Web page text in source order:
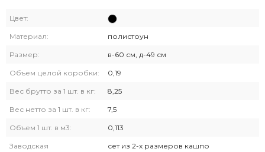
Цвет:
Материал: полистоун
Размер: в-60 см, д-49 см
Объем целой коробки: 0,19
Вес брутто за 1 шт. в кг: 8,25
Вес нетто за 1 шт. в кг: 7,5
Объем 1 шт. в м3: 0,113
Заводская
сет из 2-х размеров кашпо